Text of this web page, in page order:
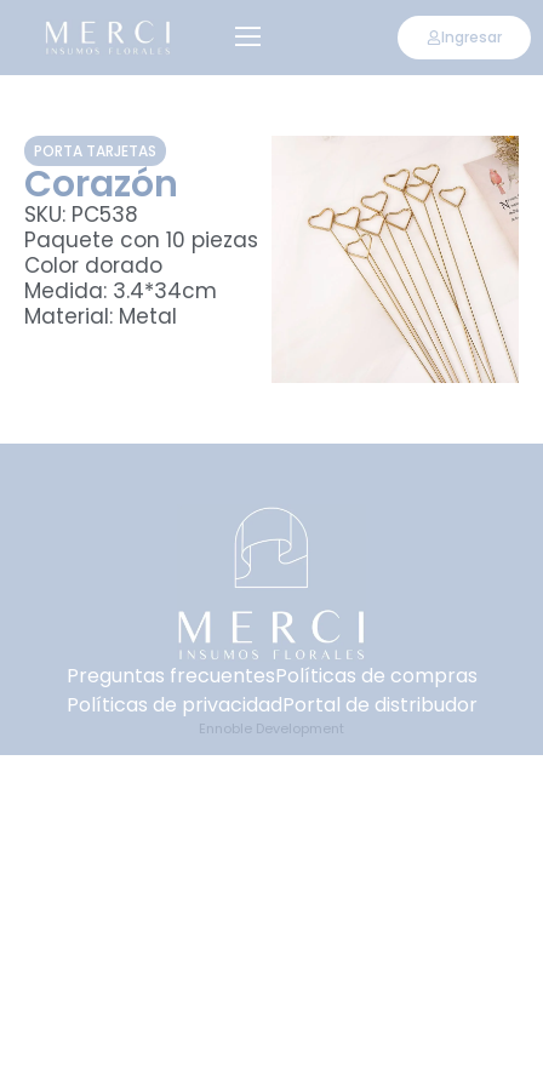
Ingresar
PORTA TARJETAS
Corazón
SKU: PC538
Paquete con 10 piezas
Color dorado
Medida: 3.4*34cm
Material: Metal
Preguntas frecuentesPolíticas de compras
Políticas de privacidadPortal de distribudor
Ennoble Development